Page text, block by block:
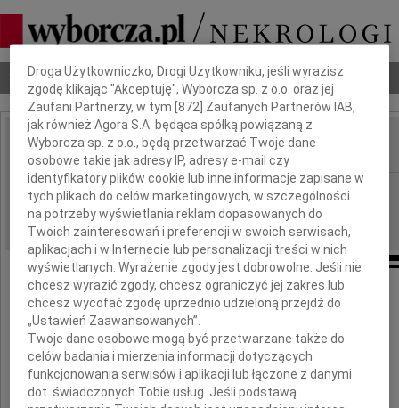
Nekrologi Odeszli Poradnik pogrzebowy
IMIĘ I NAZWISKO:
REGION: Wrocław
DATA EMISJI: 18.06.2010
Pani Sekretarz Gminy
Teresie Litwin-Bobowskiej
Dbamy o Twoją prywatność
Droga Użytkowniczko, Drogi Użytkowniku, jeśli wyrazisz
zgodę klikając "Akceptuję", Wyborcza sp. z o.o. oraz jej
Zaufani Partnerzy, w tym [872] Zaufanych Partnerów IAB,
jak również Agora S.A. będąca spółką powiązaną z
Wyborcza sp. z o.o., będą przetwarzać Twoje dane
osobowe takie jak adresy IP, adresy e-mail czy
identyfikatory plików cookie lub inne informacje zapisane w
tych plikach do celów marketingowych, w szczególności
na potrzeby wyświetlania reklam dopasowanych do
Twoich zainteresowań i preferencji w swoich serwisach,
aplikacjach i w Internecie lub personalizacji treści w nich
wyświetlanych. Wyrażenie zgody jest dobrowolne. Jeśli nie
chcesz wyrazić zgody, chcesz ograniczyć jej zakres lub
chcesz wycofać zgodę uprzednio udzieloną przejdź do
„Ustawień Zaawansowanych”.
Twoje dane osobowe mogą być przetwarzane także do
celów badania i mierzenia informacji dotyczących
funkcjonowania serwisów i aplikacji lub łączone z danymi
dot. świadczonych Tobie usług. Jeśli podstawą